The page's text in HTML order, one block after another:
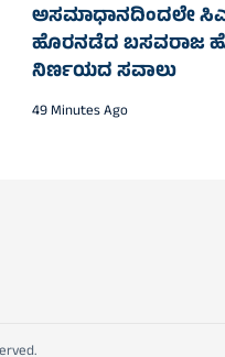
ಅಸಮಾಧಾನದಿಂದಲೇ
ಹೊರನಡೆದ ಬಸವರಾಜ
ನಿರ್ಣಯದ ಸವಾಲು
49 Minutes Ago